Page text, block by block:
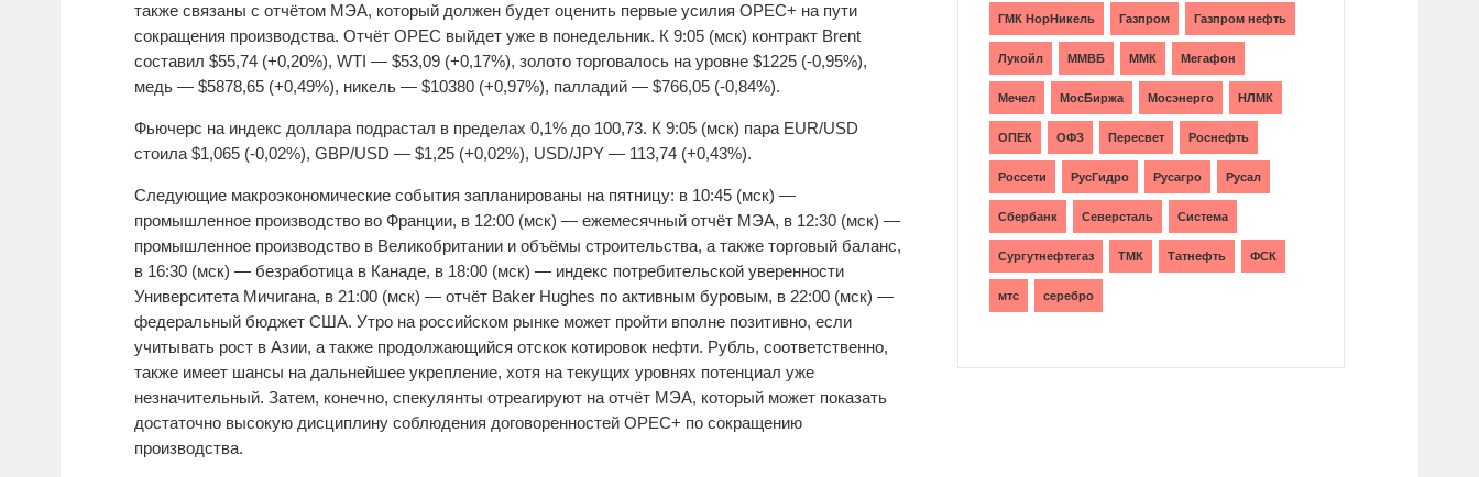
также связаны с отчётом МЭА, который должен будет оценить первые усилия OPEC+ на пути
сокращения производства. Отчёт OPEC выйдет уже в понедельник. К 9:05 (мск) контракт Brent
составил $55,74 (+0,20%), WTI — $53,09 (+0,17%), золото торговалось на уровне $1225 (-0,95%),
медь — $5878,65 (+0,49%), никель — $10380 (+0,97%), палладий — $766,05 (-0,84%).
Фьючерс на индекс доллара подрастал в пределах 0,1% до 100,73. К 9:05 (мск) пара EUR/USD
стоила $1,065 (-0,02%), GBP/USD — $1,25 (+0,02%), USD/JPY — 113,74 (+0,43%).
Следующие макроэкономические события запланированы на пятницу: в 10:45 (мск) —
промышленное производство во Франции, в 12:00 (мск) — ежемесячный отчёт МЭА, в 12:30 (мск) —
промышленное производство в Великобритании и объёмы строительства, а также торговый баланс,
в 16:30 (мск) — безработица в Канаде, в 18:00 (мск) — индекс потребительской уверенности
Университета Мичигана, в 21:00 (мск) — отчёт Baker Hughes по активным буровым, в 22:00 (мск) —
федеральный бюджет США. Утро на российском рынке может пройти вполне позитивно, если
учитывать рост в Азии, а также продолжающийся отскок котировок нефти. Рубль, соответственно,
также имеет шансы на дальнейшее укрепление, хотя на текущих уровнях потенциал уже
незначительный. Затем, конечно, спекулянты отреагируют на отчёт МЭА, который может показать
достаточно высокую дисциплину соблюдения договоренностей OPEC+ по сокращению
производства.
ГМК НорНикель Газпром Газпром нефть
Лукойл ММВБ ММК Мегафон
Мечел МосБиржа Мосэнерго НЛМК
ОПЕК ОФЗ Пересвет Роснефть
Россети РусГидро Русагро Русал
Сбербанк Северсталь Система
Сургутнефтегаз ТМК Татнефть ФСК
мтс серебро